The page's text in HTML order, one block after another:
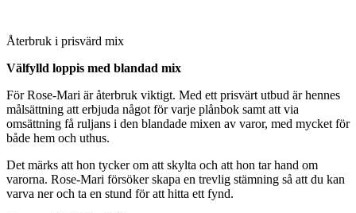
Beskrivning
Återbruk i prisvärd mix
Välfylld loppis med blandad mix
För Rose-Mari är återbruk viktigt. Med ett prisvärt utbud är hennes
målsättning att erbjuda något för varje plånbok samt att via
omsättning få ruljans i den blandade mixen av varor, med mycket för
både hem och uthus.
Det märks att hon tycker om att skylta och att hon tar hand om
varorna. Rose-Mari försöker skapa en trevlig stämning så att du kan
varva ner och ta en stund för att hitta ett fynd.